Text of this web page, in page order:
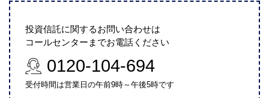
投資信託に関するお問い合わせは
コールセンターまでお電話ください
0120-104-694
受付時間は営業日の午前9時～午後5時です